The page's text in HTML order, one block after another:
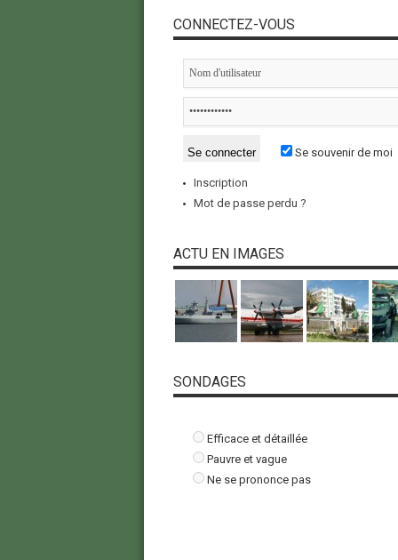
CONNECTEZ-VOUS
Se souvenir de moi
Inscription
Mot de passe perdu ?
ACTU EN IMAGES
SONDAGES
Efficace et détaillée
Pauvre et vague
Ne se prononce pas